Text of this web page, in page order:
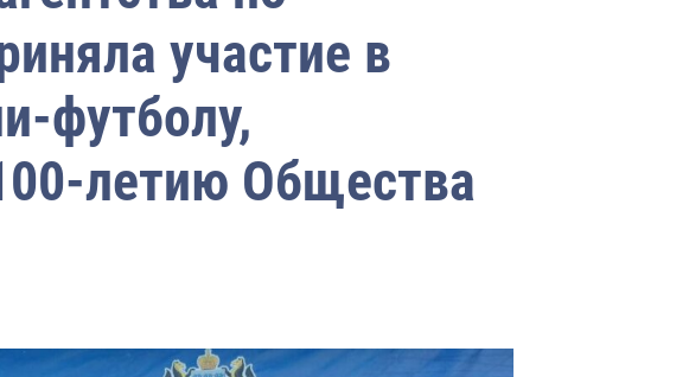
участие в
футболу,
летию Общества